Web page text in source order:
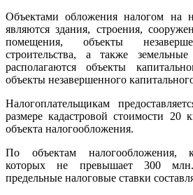
Объектами обложения налогом на
являются здания, строения,
помещения, объекты
строительства, а также
располагаются объекты
объекты незавершенного
Налогоплательщикам
размере кадастровой стоимости 20
объекта налогообложения.
По объектам налогообложения,
которых не превышает 300
предельные налоговые ставки